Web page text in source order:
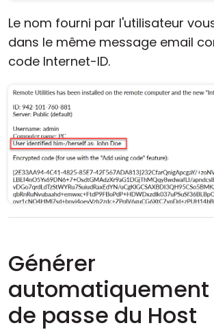
Le nom fourni par l'utilisateur
dans le même message email
code Internet-ID.
Générer
automatiquement
de passe du Host